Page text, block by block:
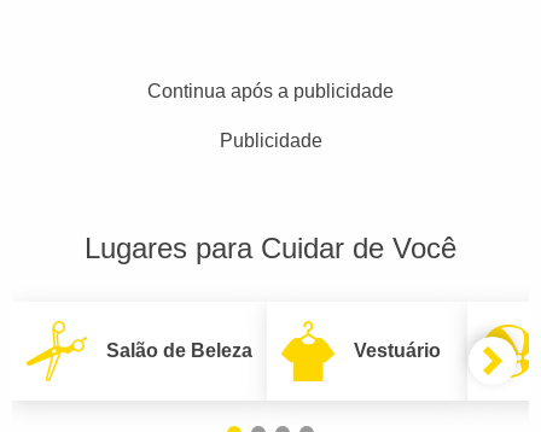
Continua após a publicidade
Publicidade
Lugares para Cuidar de Você
Salão de Beleza Vestuário